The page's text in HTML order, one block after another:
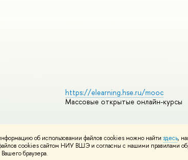
об использовании файлов cookies можно найти здесь,
cookies сайтом НИУ ВШЭ и согласны с нашими правилами
браузера.
https://elearning.hse.ru/mooc
Массовые открытые онлайн-курсы